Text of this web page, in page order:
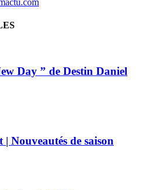
Day ” de Destin Daniel
Nouveautés de saison